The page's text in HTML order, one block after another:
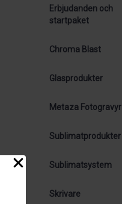
Erbjudanden och
startpaket
Chroma Blast
Glasprodukter
Metaza Fotogravyr
Sublimatprodukter
Sublimatsystem
Skrivare